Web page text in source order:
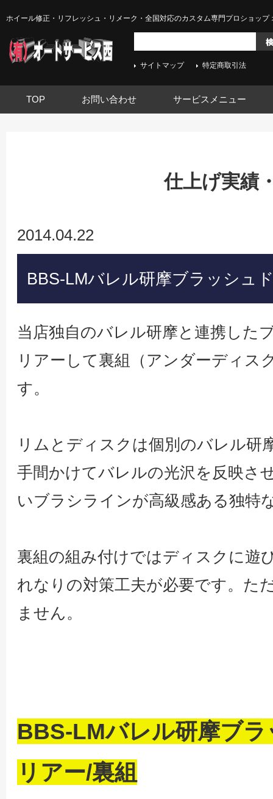
ホイール修正・リフレッシュ・リメーク・全国対応のカスタム専門プロショップ
サイトマップ 特定商取引法
TOP お問い合わせ サービスメニュー
仕上げ実績
2014.04.22
BBS-LMバレル研摩ブラッシュ
当店独自のバレル研摩と連携した
リアーして裏組（アンダーディス
す。
リムとディスクは個別のバレル研
手間かけてバレルの光沢を反映さ
いブラシラインが高級感ある独特
裏組の組み付けではディスクに遊
れなりの対策工夫が必要です。た
ません。
BBS-LMバレル研摩ブ
リアー/裏組